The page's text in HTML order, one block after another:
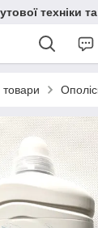
техніки
товари